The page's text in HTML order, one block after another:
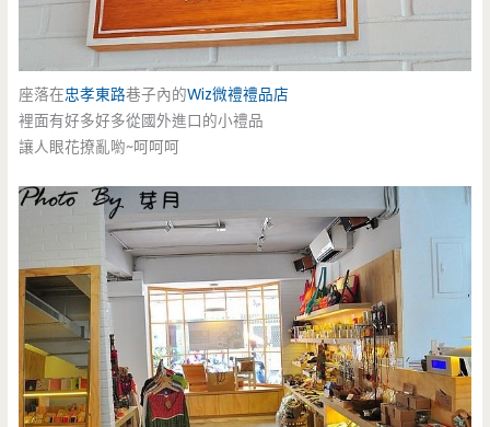
座落在忠孝東路巷子內的Wiz微禮禮品店
裡面有好多好多從國外進口的小禮品
讓人眼花撩亂喲~呵呵呵